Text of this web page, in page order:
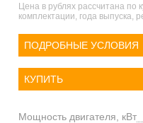
Цена в рублях рассчитана по
комплектации, года выпуска,
ПОДРОБНЫЕ УСЛОВИЯ
КУПИТЬ
Мощность двигателя, кВт